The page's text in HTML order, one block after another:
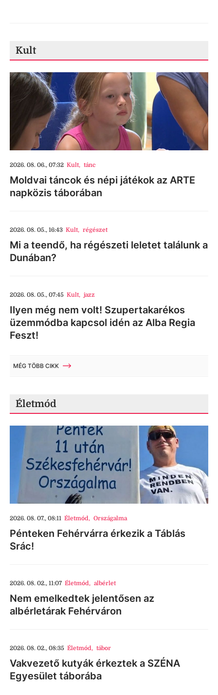
Kult
2026. 08. 06., 07:32 Kult, tánc
Moldvai táncok és népi játékok az ARTE
napközis táborában
2026. 08. 05., 16:43 Kult, régészet
Mi a teendő, ha régészeti leletet találunk a
Dunában?
2026. 08. 05., 07:45 Kult, jazz
Ilyen még nem volt! Szupertakarékos
üzemmódba kapcsol idén az Alba Regia
Feszt!
MÉG TÖBB CIKK
Életmód
2026. 08. 07., 08:11 Életmód, Országalma
Pénteken Fehérvárra érkezik a Táblás
Srác!
2026. 08. 02., 11:07 Életmód, albérlet
Nem emelkedtek jelentősen az
albérletárak Fehérváron
2026. 08. 02., 08:35 Életmód, tábor
Vakvezető kutyák érkeztek a SZÉNA
Egyesület táborába